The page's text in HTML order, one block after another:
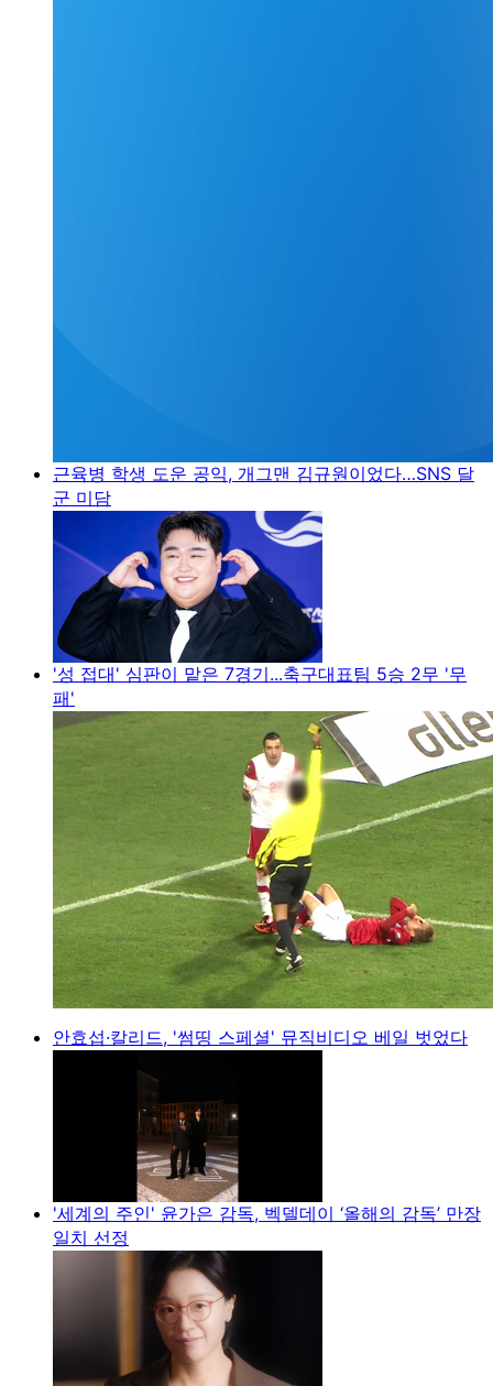
근육병 학생 도운 공익, 개그맨 김규원이었다…SNS 달
군 미담
'성 접대' 심판이 맡은 7경기...축구대표팀 5승 2무 '무
패'
안효섭·칼리드, '썸띵 스페셜' 뮤직비디오 베일 벗었다
'세계의 주인' 윤가은 감독, 벡델데이 ‘올해의 감독’ 만장
일치 선정